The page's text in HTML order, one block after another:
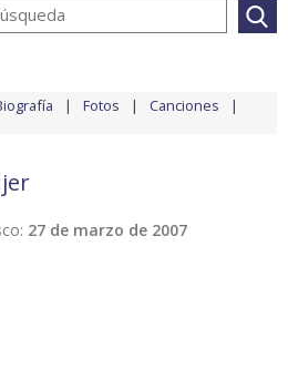
Fotos Canciones
27 de marzo de 2007